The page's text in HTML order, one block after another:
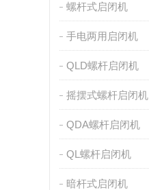
螺杆式启闭机
手电两用启闭机
QLD螺杆启闭机
摇摆式螺杆启闭机
QDA螺杆启闭机
QL螺杆启闭机
暗杆式启闭机